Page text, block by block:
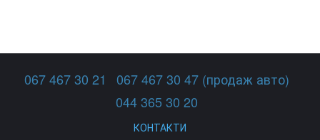
067 467 30 21
067 467 30 47 (продаж авто)
044 365 30 20
КОНТАКТИ